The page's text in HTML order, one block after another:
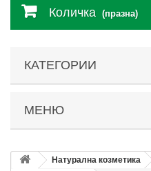
Количка (празна)
КАТЕГОРИИ
МЕНЮ
Натурална козметика